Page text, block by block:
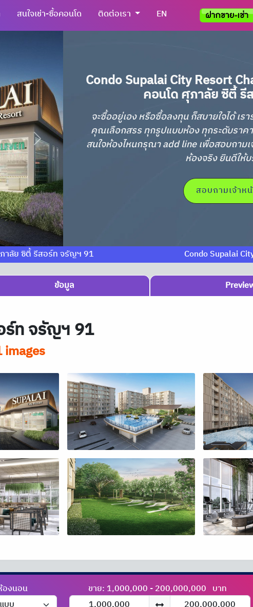
สนใจเช่า-ซื้อคอนโด ติดต่อเรา EN
Condo Supalai City Resort
คอนโด ศุภาลัย ซิตี้
จะซื้ออยู่เอง หรือซื้อลงทุน ก็สบายใจได้ เ
คุณเลือกสรร ทุกรูปแบบห้อง ทุกระดับรา
สนใจห้องไหนกรุณา add line เพื่อสอบถาม
ห้องจริง ยินดีให้
สอบถามเจ้าห
าลัย ซิตี้ รีสอร์ท จรัญฯ 91 Condo Supalai
ข้อมูล
ร์ท จรัญฯ 91
images
องนอน ขาย: 1,000,000 - 200,000,000 บาท